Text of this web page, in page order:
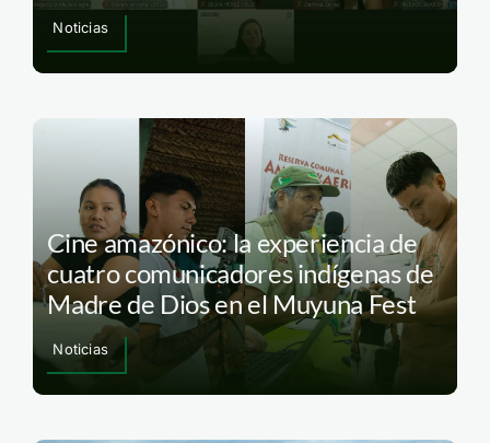
Noticias
Cine amazónico: la experiencia de
cuatro comunicadores indígenas de
Madre de Dios en el Muyuna Fest
Noticias